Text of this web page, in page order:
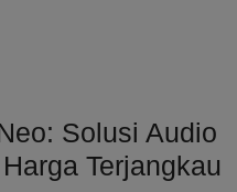
Solusi Audio
Terjangkau